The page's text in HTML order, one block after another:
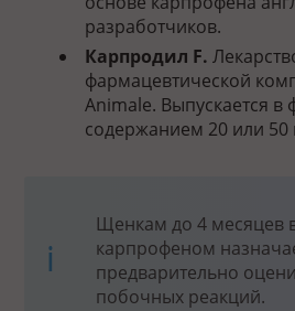
разработчиков.
Карпродил F.
фармацевтической
Animale. Выпускается в
содержанием 20 или 50
Щенкам до 4 месяцев
карпрофеном
предварительно
побочных реакций.